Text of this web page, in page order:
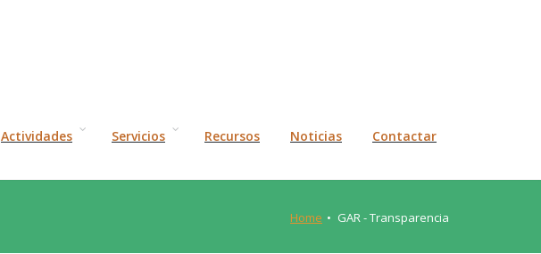
Actividades Servicios Recursos Noticias Contactar
Home GAR - Transparencia